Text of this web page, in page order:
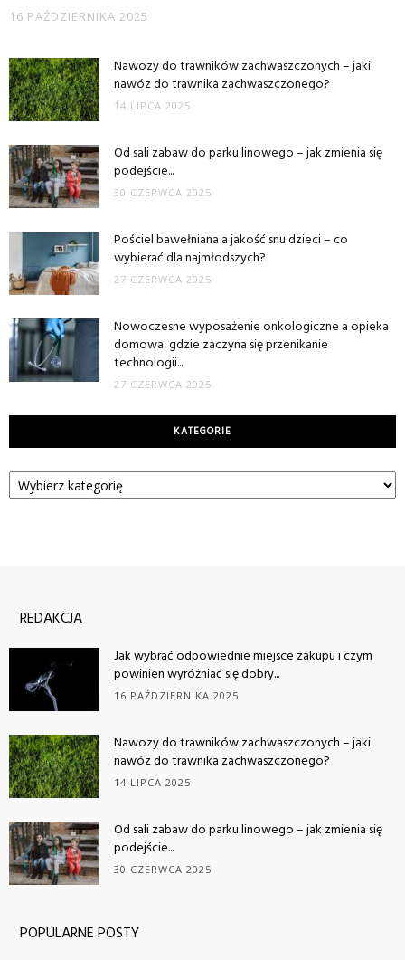
16 PAŹDZIERNIKA 2025
Nawozy do trawników zachwaszczonych – jaki
nawóz do trawnika zachwaszczonego?
14 LIPCA 2025
Od sali zabaw do parku linowego – jak zmienia się
podejście...
30 CZERWCA 2025
Pościel bawełniana a jakość snu dzieci – co
wybierać dla najmłodszych?
27 CZERWCA 2025
Nowoczesne wyposażenie onkologiczne a opieka
domowa: gdzie zaczyna się przenikanie
technologii...
27 CZERWCA 2025
KATEGORIE
Kategorie
REDAKCJA
Jak wybrać odpowiednie miejsce zakupu i czym
powinien wyróżniać się dobry...
16 PAŹDZIERNIKA 2025
Nawozy do trawników zachwaszczonych – jaki
nawóz do trawnika zachwaszczonego?
14 LIPCA 2025
Od sali zabaw do parku linowego – jak zmienia się
podejście...
30 CZERWCA 2025
POPULARNE POSTY